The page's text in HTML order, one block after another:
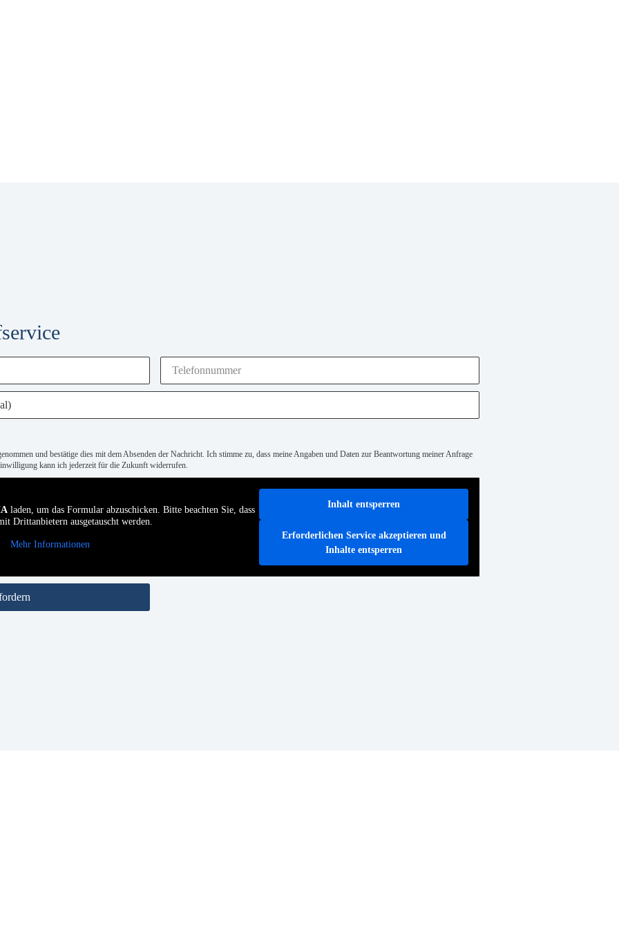
und bestätige dies mit dem Absenden der Nachricht. Ich stimme zu, dass meine Angaben und Daten zur Beantwortung meiner Anfrage
kann ich jederzeit für die Zukunft widerrufen.
laden, um das Formular abzuschicken. Bitte beachten Sie, dass
Drittanbietern ausgetauscht werden.
Mehr Informationen
Inhalt entsperren
Erforderlichen Service akzeptieren und
Inhalte entsperren